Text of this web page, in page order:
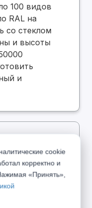
100 видов
RAL на
со стеклом
и высоты
и
cookie
корректно и
«Принять»,